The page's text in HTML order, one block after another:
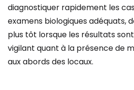
diagnostiquer rapidement les
examens biologiques adéquats,
plus tôt lorsque les résultats
vigilant quant à la présence de
aux abords des locaux.